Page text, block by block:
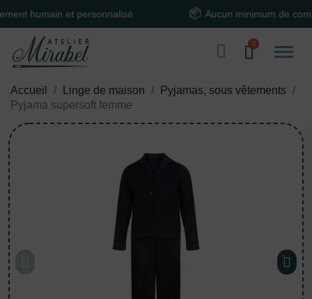
et personnalisé Aucun minimum de
Accueil Linge de maison
Pyjamas, sous vêtements
Pyjama supersoft femme